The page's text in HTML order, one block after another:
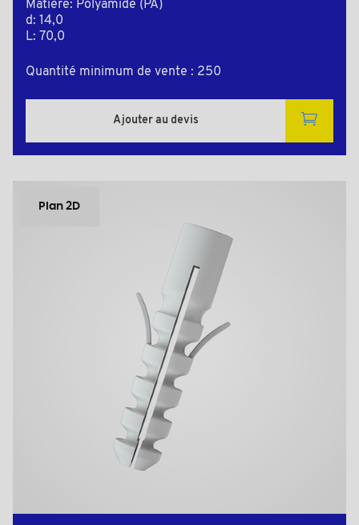
Matière: Polyamide (PA)
d: 14,0
L: 70,0
Quantité minimum de vente : 250
Ajouter au devis
Plan 2D